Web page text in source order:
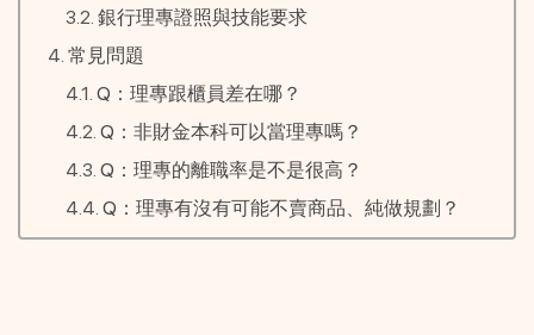
銀行理專證照與技能要求
常見問題
Q：理專跟櫃員差在哪？
Q：非財金本科可以當理專嗎？
Q：理專的離職率是不是很高？
Q：理專有沒有可能不賣商品、純做規劃？